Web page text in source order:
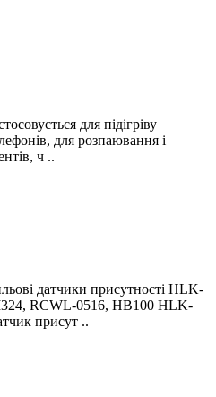
для підігріву
для розпаювання і
ч ..
датчики присутності HLK-
RCWL-0516, HB100 HLK-
присут ..